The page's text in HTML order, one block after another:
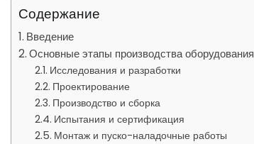
Содержание
Введение
Основные этапы производства оборудования
Исследования и разработки
Проектирование
Производство и сборка
Испытания и сертификация
Монтаж и пуско-наладочные работы